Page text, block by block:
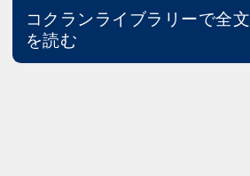
コクランライブラリーで全文
を読む